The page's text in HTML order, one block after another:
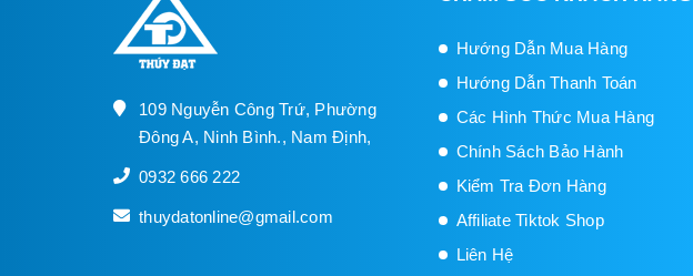
109 Nguyễn Công Trứ, Phường
Đông A, Ninh Bình., Nam Định,
0932 666 222
thuydatonline@gmail.com
Hướng Dẫn Mua Hàng
Hướng Dẫn Thanh Toán
Các Hình Thức Mua Hàng
Chính Sách Bảo Hành
Kiểm Tra Đơn Hàng
Affiliate Tiktok Shop
Liên Hệ